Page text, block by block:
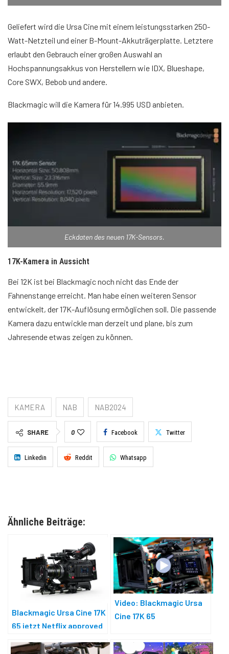
Geliefert wird die Ursa Cine mit einem leistungsstarken 250-
Watt-Netzteil und einer B-Mount-Akkuträgerplatte. Letztere
erlaubt den Gebrauch einer großen Auswahl an
Hochspannungsakkus von Herstellern wie IDX, Blueshape,
Core SWX, Bebob und andere.
Blackmagic will die Kamera für 14.995 USD anbieten.
Eckdaten des neuen 17K-Sensors.
17K-Kamera in Aussicht
Bei 12K ist bei Blackmagic noch nicht das Ende der
Fahnenstange erreicht. Man habe einen weiteren Sensor
entwickelt, der 17K-Auflösung ermöglichen soll. Die passende
Kamera dazu entwickle man derzeit und plane, bis zum
Jahresende etwas zeigen zu können.
KAMERA NAB NAB2024
SHARE 0 Facebook Twitter
Linkedin Reddit Whatsapp
Ähnliche Beiträge:
Blackmagic Ursa Cine 17K
65 jetzt Netflix approved
Video: Blackmagic Ursa
Cine 17K 65